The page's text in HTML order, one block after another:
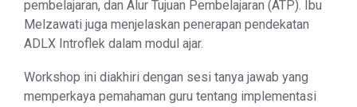
pembelajaran, dan Alur Tujuan Pembelajaran (ATP). Ibu
Melzawati juga menjelaskan penerapan pendekatan
ADLX Introflek dalam modul ajar.
Workshop ini diakhiri dengan sesi tanya jawab yang
memperkaya pemahaman guru tentang implementasi